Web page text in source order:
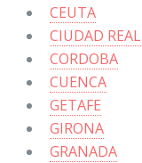
CEUTA
CIUDAD REAL
CORDOBA
CUENCA
GETAFE
GIRONA
GRANADA